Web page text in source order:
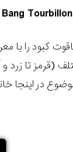
کبود را با
(قرمز تا
در اینجا